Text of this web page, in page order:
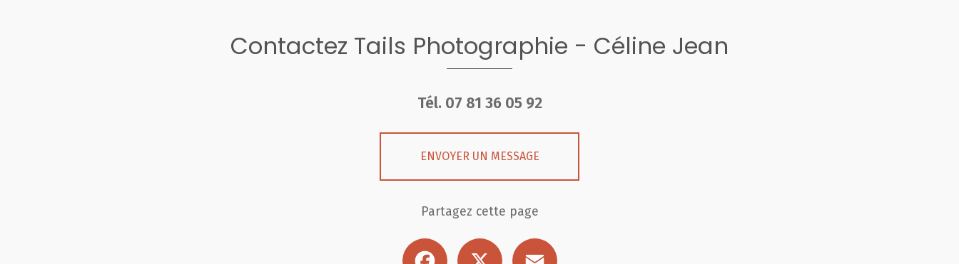
Contactez Tails Photographie - Céline Jean
Tél. 07 81 36 05 92
ENVOYER UN MESSAGE
Partagez cette page
Facebook